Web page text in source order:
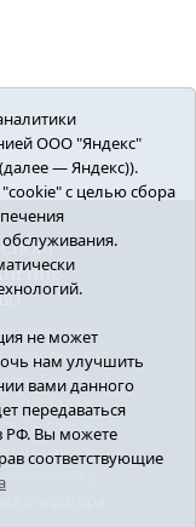
СПОРТ
редактор:
E-mail:
г.
надзору в
и
ООО "Яндекс"
— Яндекс)).
с целью сбора
не может
нам улучшить
вами данного
передаваться
РФ. Вы можете
соответствующие